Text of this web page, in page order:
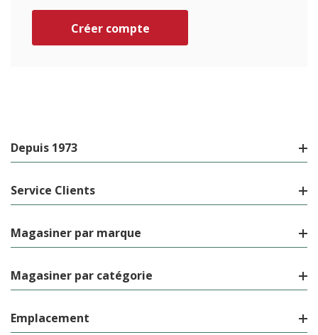
Créer compte
Depuis 1973
Service Clients
Magasiner par marque
Magasiner par catégorie
Emplacement